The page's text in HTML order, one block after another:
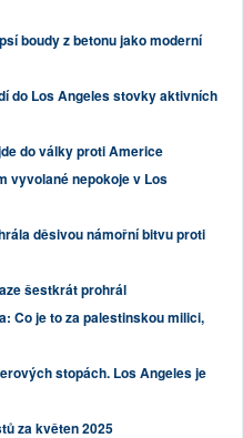
boudy z betonu jako moderní
do Los Angeles stovky aktivních
do války proti Americe
vyvolané nepokoje v Los
děsivou námořní bitvu proti
šestkrát prohrál
Co je to za palestinskou milici,
stopách. Los Angeles je
za květen 2025